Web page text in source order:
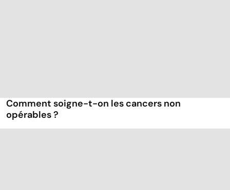
Comment soigne-t-on les cancers non
opérables ?